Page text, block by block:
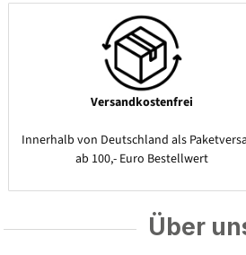
Versandkostenfrei
Innerhalb von Deutschland als
ab 100,- Euro Bestellwert
Über